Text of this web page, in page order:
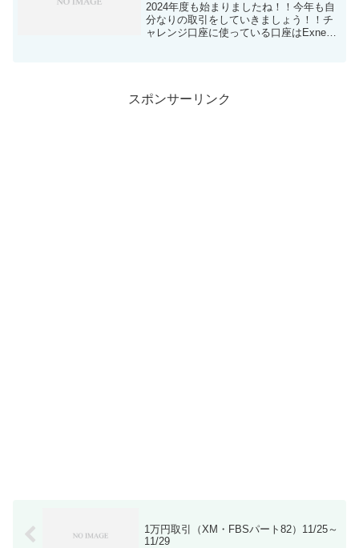
2024年度も始まりましたね！！今年も自
分なりの取引をしていきましょう！！チ
ャレンジ口座に使っている口座はExness
スポンサーリンク
1万円取引（XM・FBSパート82）11/25～
11/29